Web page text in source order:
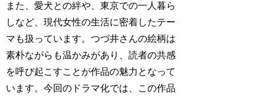
また、愛犬との絆や、東京での一人暮ら
しなど、現代女性の生活に密着したテー
マも扱っています。つづ井さんの絵柄は
素朴ながらも温かみがあり、読者の共感
を呼び起こすことが作品の魅力となって
います。今回のドラマ化では、この作品